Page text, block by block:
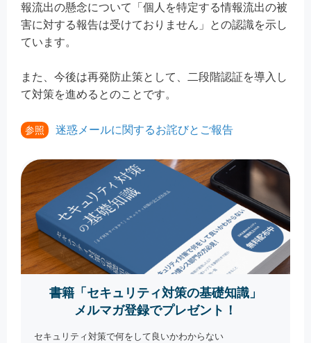
報流出の懸念について「個人を特定する情報流出の被
害に対する報告は受けておりません」との認識を示し
ています。
また、今後は再発防止策として、二段階認証を導入し
て対策を進めるとのことです。
参照 迷惑メールに関するお詫びとご報告
書籍「セキュリティ対策の基礎知識」
メルマガ登録でプレゼント！
セキュリティ対策で何をして良いかわからない